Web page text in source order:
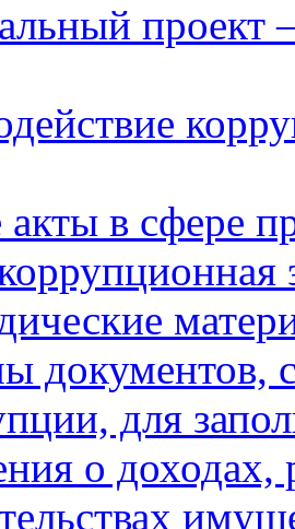
проект
в сфере
документов,
для
о доходах,